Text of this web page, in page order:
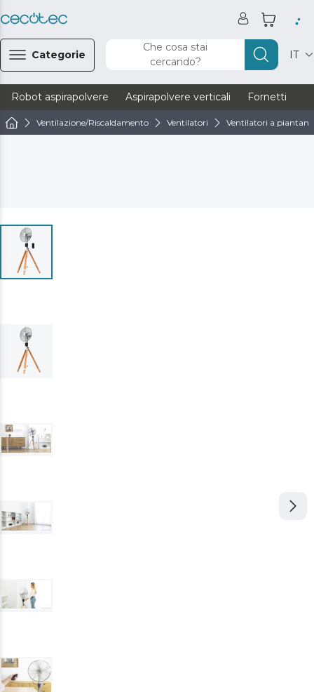
Categorie
Che cosa stai
cercando?
IT
Robot aspirapolvere Aspirapolvere verticali Fornetti
Ventilazione/Riscaldamento Ventilatori Ventilatori a piantana